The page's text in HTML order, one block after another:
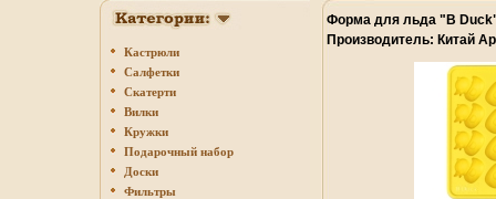
Кастрюли
Салфетки
Скатерти
Вилки
Кружки
Подарочный набор
Доски
Фильтры
Форма для льда "B
Производитель: Китай